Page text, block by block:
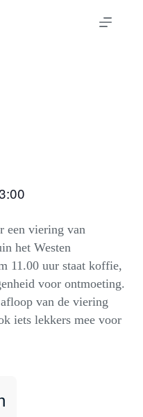
een viering van
het Westen
11.00 uur staat koffie,
voor ontmoeting.
van de viering
iets lekkers mee voor